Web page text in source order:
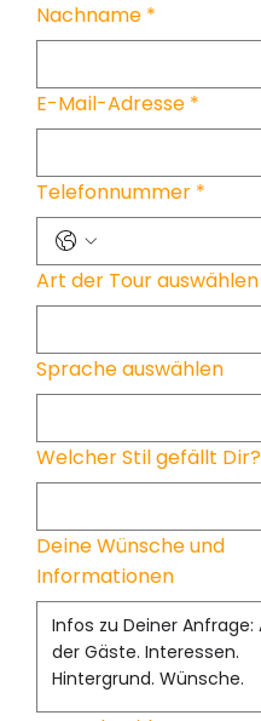
Nachname *
E-Mail-Adresse *
Telefonnummer *
Art der Tour auswählen
Sprache auswählen
Welcher Stil gefällt Dir?
Deine Wünsche und
Informationen